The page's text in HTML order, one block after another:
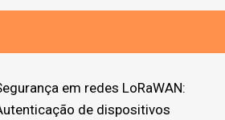
em redes LoRaWAN:
de dispositivos